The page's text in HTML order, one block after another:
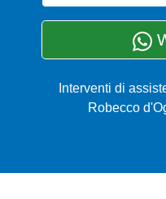
Interventi di
Robecco